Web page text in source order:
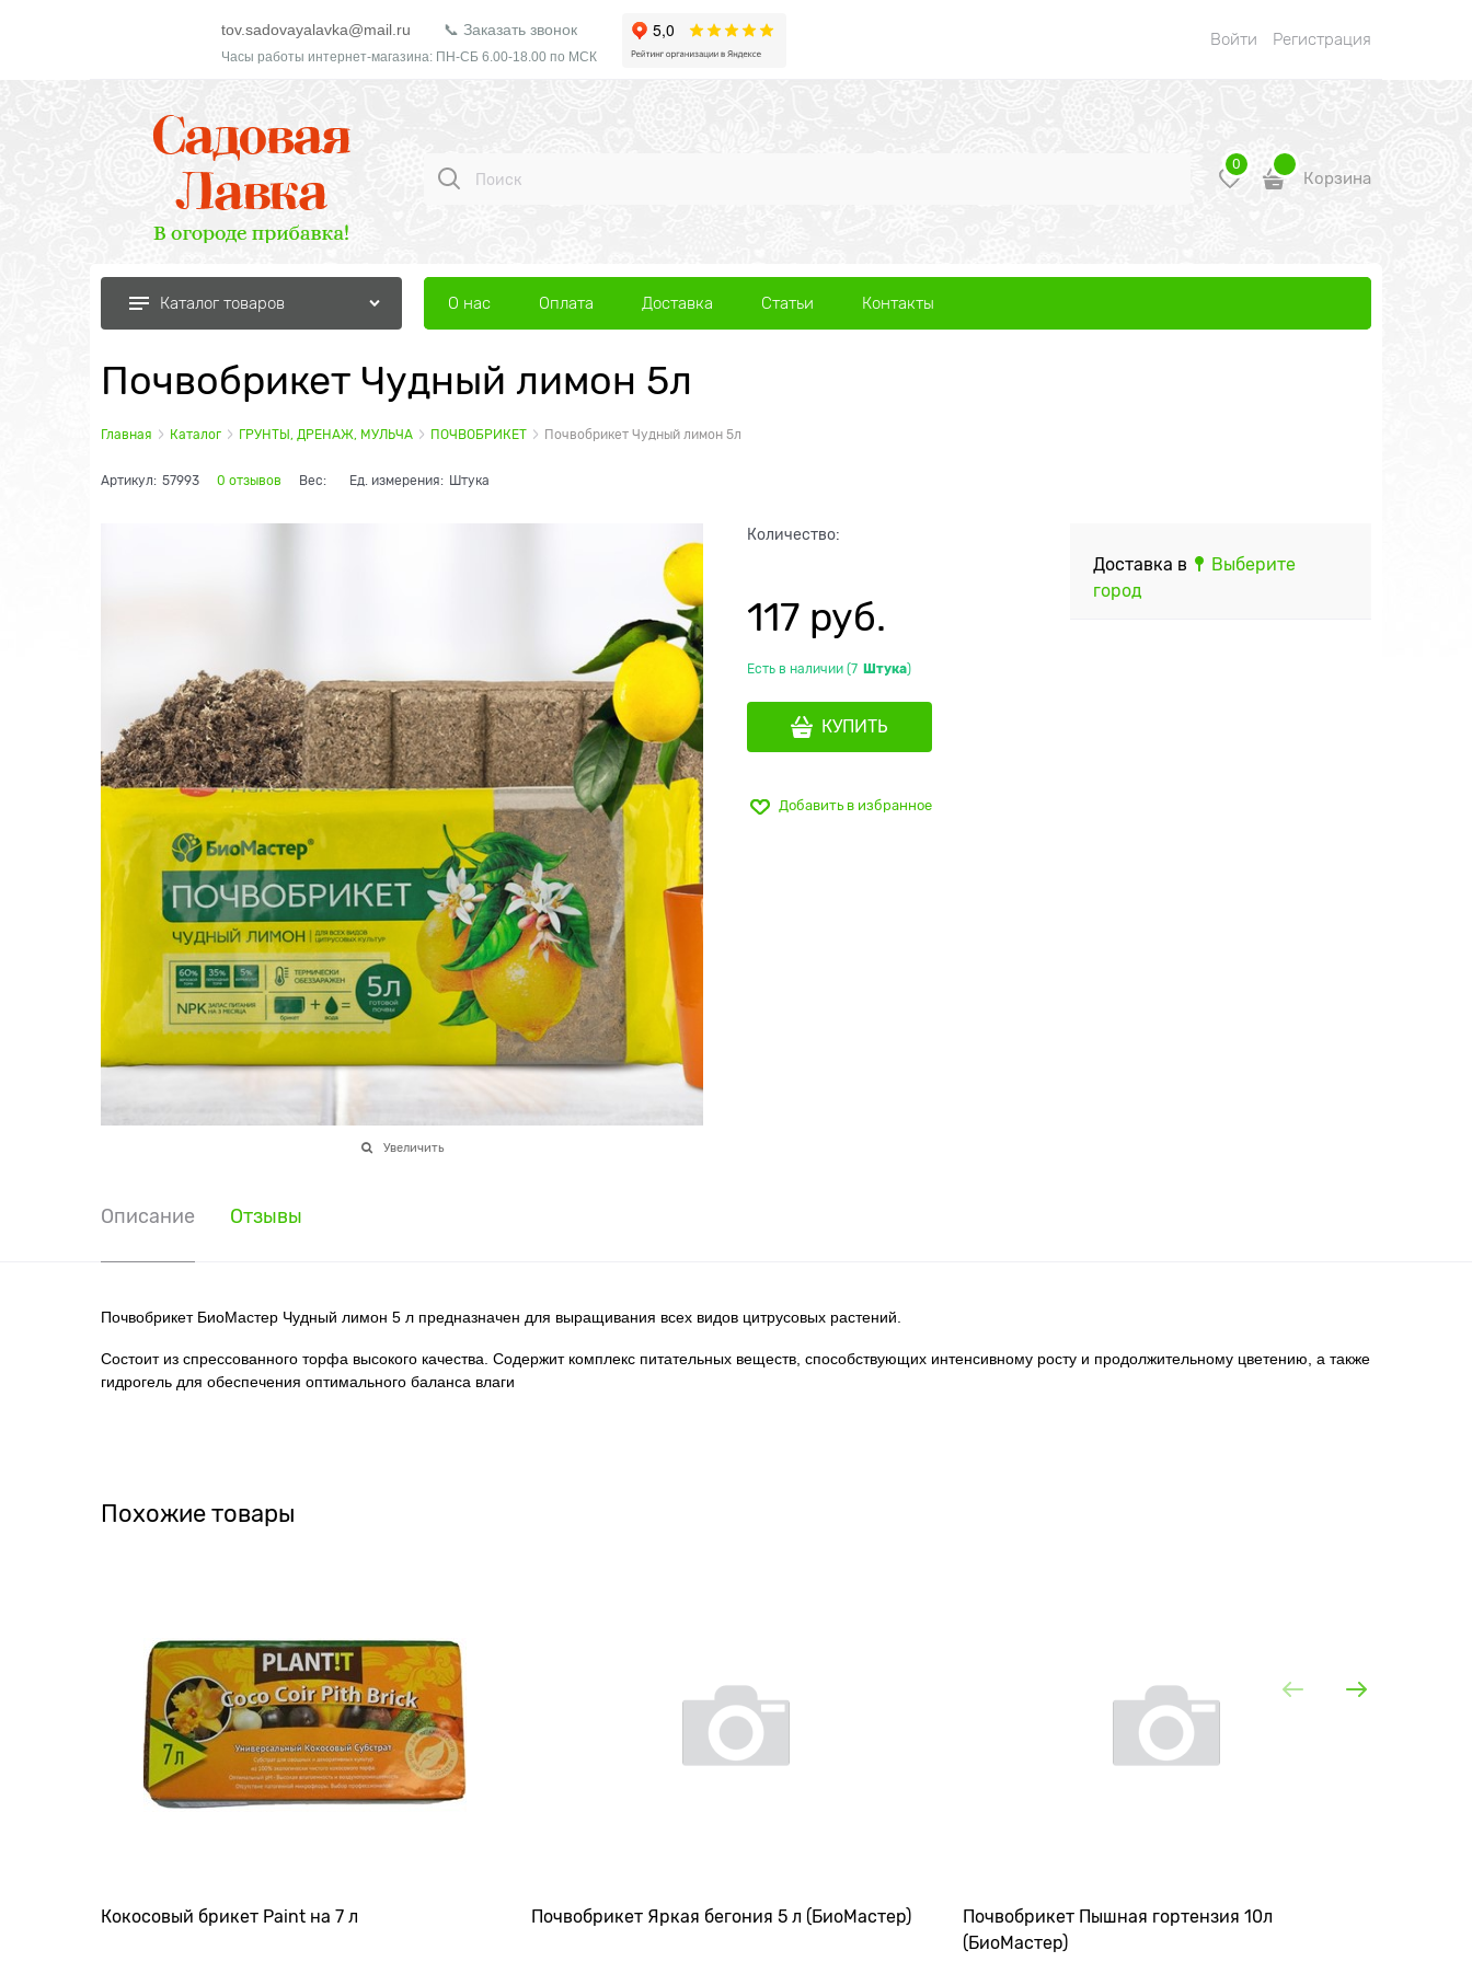
tov.sadovayalavka@mail.ru 📞 Заказать звонок
Часы работы интернет-магазина: ПН-СБ 6.00-18.00 по МСК
Войти Регистрация
0
Корзина
Каталог товаров О нас Оплата Доставка Статьи Контакты
Почвобрикет Чудный лимон 5л
Главная Каталог ГРУНТЫ, ДРЕНАЖ, МУЛЬЧА ПОЧВОБРИКЕТ Почвобрикет Чудный лимон 5л
Артикул: 57993 0 отзывов Вес: Ед. измерения: Штука
Увеличить
Количество:
117 руб.
Есть в наличии (7 Штука)
КУПИТЬ
Добавить в избранное
Доставка в
Выберите
город
Описание Отзывы
Почвобрикет БиоМастер Чудный лимон 5 л предназначен для выращивания всех видов цитрусовых растений.
Состоит из спрессованного торфа высокого качества. Содержит комплекс питательных веществ, способствующих интенсивному росту и продолжительному цветению, а также
гидрогель для обеспечения оптимального баланса влаги
Похожие товары
Кокосовый брикет Paint на 7 л Почвобрикет Яркая бегония 5 л (БиоМастер)
Почвобрикет Пышная гортензия 10л
(БиоМастер)